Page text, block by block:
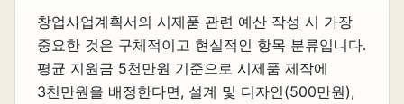
창업사업계획서의 시제품 관련 예산 작성 시 가장
중요한 것은 구체적이고 현실적인 항목 분류입니다.
평균 지원금 5천만원 기준으로 시제품 제작에
3천만원을 배정한다면, 설계 및 디자인(500만원),